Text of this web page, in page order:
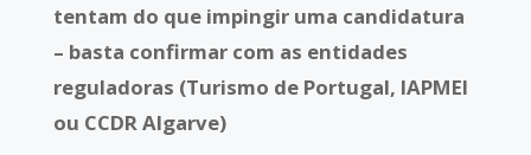
tentam do que impingir uma candidatura
– basta confirmar com as entidades
reguladoras (Turismo de Portugal, IAPMEI
ou CCDR Algarve)